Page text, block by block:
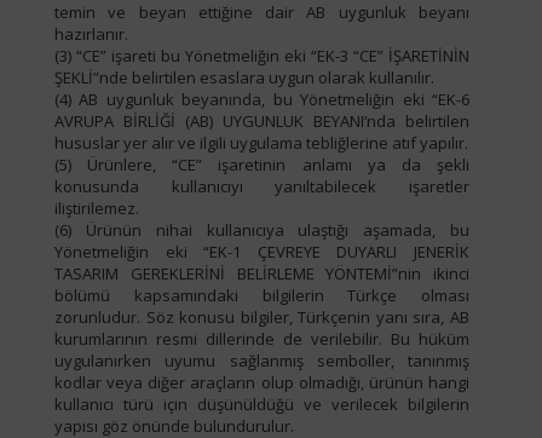
temin ve beyan ettiğine dair AB uygunluk beyanı
hazırlanır.
(3) “CE” işareti bu Yönetmeliğin eki “EK-3 “CE” İŞARETİNİN
ŞEKLİ”nde belirtilen esaslara uygun olarak kullanılır.
(4) AB uygunluk beyanında, bu Yönetmeliğin eki “EK-6
AVRUPA BİRLİĞİ (AB) UYGUNLUK BEYANI’nda belirtilen
hususlar yer alır ve ilgili uygulama tebliğlerine atıf yapılır.
(5) Ürünlere, “CE” işaretinin anlamı ya da şekli
konusunda kullanıcıyı yanıltabilecek işaretler
iliştirilemez.
(6) Ürünün nihai kullanıcıya ulaştığı aşamada, bu
Yönetmeliğin eki “EK-1 ÇEVREYE DUYARLI JENERİK
TASARIM GEREKLERİNİ BELİRLEME YÖNTEMİ”nin ikinci
bölümü kapsamındaki bilgilerin Türkçe olması
zorunludur. Söz konusu bilgiler, Türkçenin yanı sıra, AB
kurumlarının resmi dillerinde de verilebilir. Bu hüküm
uygulanırken uyumu sağlanmış semboller, tanınmış
kodlar veya diğer araçların olup olmadığı, ürünün hangi
kullanıcı türü için düşünüldüğü ve verilecek bilgilerin
yapısı göz önünde bulundurulur.